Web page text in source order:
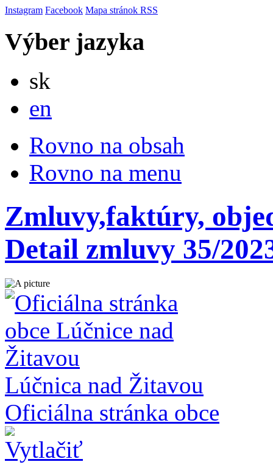
Instagram Facebook Mapa stránok RSS
Výber jazyka
sk
en
Rovno na obsah
Rovno na menu
Zmluvy,faktúry,
Detail zmluvy 35/
Lúčnica nad Žitavou
Oficiálna stránka obce